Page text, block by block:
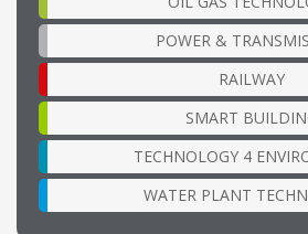
POWER &
RAILWAY
SMART
TECHNOLOGY 4
WATER PLANT